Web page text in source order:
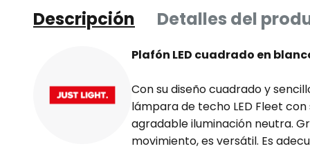
Descripción Detalles del
Plafón LED cuadrado en
Con su diseño cuadrado y
lámpara de techo LED Fleet
agradable iluminación neutra.
movimiento, es versátil. Es